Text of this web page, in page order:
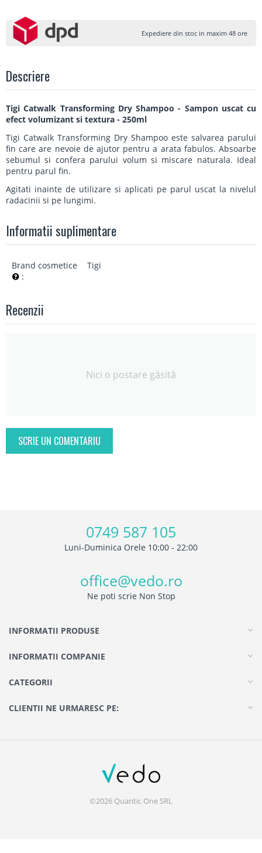
Expediere din stoc in maxim 48 ore
Descriere
Tigi Catwalk Transforming Dry Shampoo - Sampon uscat cu
efect volumizant si textura - 250ml
Tigi Catwalk Transforming Dry Shampoo este salvarea parului
fin care are nevoie de ajutor pentru a arata fabulos. Absoarbe
sebumul si confera parului volum si miscare naturala. Ideal
pentru parul fin.
Agitati inainte de utilizare si aplicati pe parul uscat la nivelul
radacinii si pe lungimi.
Informatii suplimentare
Brand cosmetice
:
Tigi
Recenzii
Nici o postare găsită
SCRIE UN COMENTARIU
0749 587 105
Luni-Duminica Orele 10:00 - 22:00
office@vedo.ro
Ne poti scrie Non Stop
INFORMATII PRODUSE
INFORMATII COMPANIE
CATEGORII
CLIENTII NE URMARESC PE:
©2026 Quantic One SRL